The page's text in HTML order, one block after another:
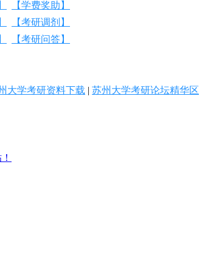
【学费奖助】
【考研调剂】
【考研问答】
大学考研资料下载 | 苏州大学考研论坛精华区